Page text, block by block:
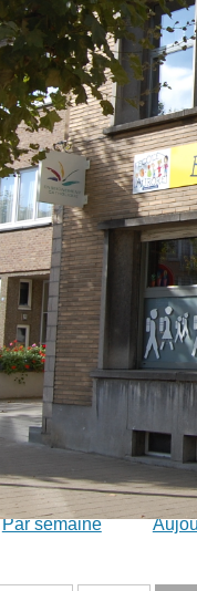
Calendrier
Par semaine